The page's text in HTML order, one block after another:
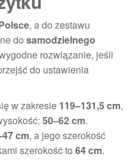
, a do zestawu
do samodzielnego
rozwiązanie, jeśli
do ustawienia
w zakresie 119–131,5 cm,
50–62 cm.
cm, a jego szerokość
szerokość to 64 cm.